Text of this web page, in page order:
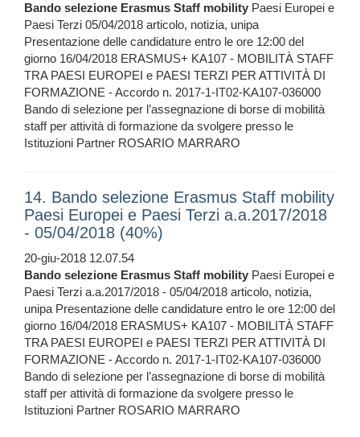
Bando selezione Erasmus Staff mobility Paesi Europei e
Paesi Terzi 05/04/2018 articolo, notizia, unipa
Presentazione delle candidature entro le ore 12:00 del
giorno 16/04/2018 ERASMUS+ KA107 - MOBILITÀ STAFF
TRA PAESI EUROPEI e PAESI TERZI PER ATTIVITÀ DI
FORMAZIONE - Accordo n. 2017-1-IT02-KA107-036000
Bando di selezione per l’assegnazione di borse di mobilità
staff per attività di formazione da svolgere presso le
Istituzioni Partner ROSARIO MARRARO
14. Bando selezione Erasmus Staff mobility
Paesi Europei e Paesi Terzi a.a.2017/2018
- 05/04/2018 (40%)
20-giu-2018 12.07.54
Bando selezione Erasmus Staff mobility Paesi Europei e
Paesi Terzi a.a.2017/2018 - 05/04/2018 articolo, notizia,
unipa Presentazione delle candidature entro le ore 12:00 del
giorno 16/04/2018 ERASMUS+ KA107 - MOBILITÀ STAFF
TRA PAESI EUROPEI e PAESI TERZI PER ATTIVITÀ DI
FORMAZIONE - Accordo n. 2017-1-IT02-KA107-036000
Bando di selezione per l’assegnazione di borse di mobilità
staff per attività di formazione da svolgere presso le
Istituzioni Partner ROSARIO MARRARO